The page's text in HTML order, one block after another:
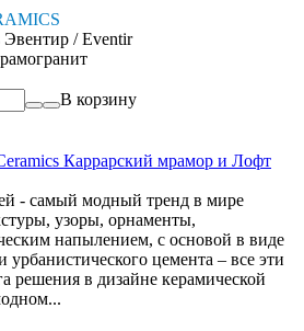
Эвентир / Eventir
В корзину
Каррарский мрамор и Лофт
- самый модный тренд в мире
узоры, орнаменты,
напылением, с основой в виде
урбанистического цемента – все эти
решения в дизайне керамической